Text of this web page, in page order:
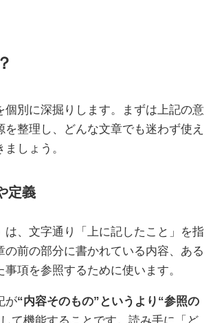
個別に深掘りします。まずは上記の意
を整理し、どんな文章でも迷わず使え
しょう。
定義
は、文字通り「上に記したこと」を指
の前の部分に書かれている内容、ある
項を参照するために使います。
が“内容そのもの”というより“参照の
して機能することです。読み手に「ど